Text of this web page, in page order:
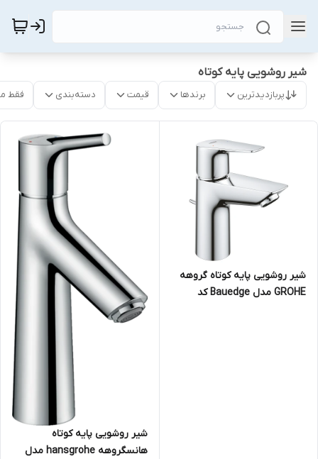
شیر روشویی پایه کوتاه
پربازدیدترین برندها قیمت دسته‌بندی فقط
شیر روشویی پایه کوتاه گروهه
GROHE مدل Bauedge کد
شیر روشویی پایه کوتاه
هانسگروهه hansgrohe مدل